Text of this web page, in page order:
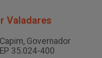
Valadares
Governador
35.024-400